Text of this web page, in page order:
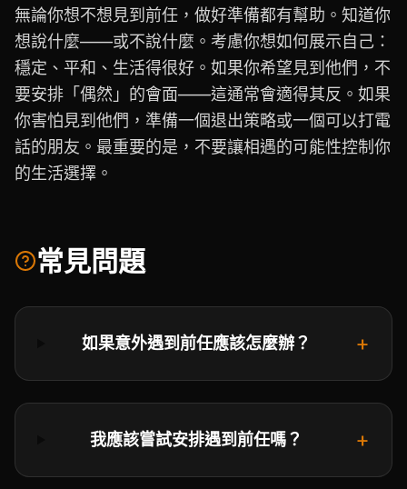
無論你想不想見到前任，做好準備都有幫助。知道你
想說什麼——或不說什麼。考慮你想如何展示自己：
穩定、平和、生活得很好。如果你希望見到他們，不
要安排「偶然」的會面——這通常會適得其反。如果
你害怕見到他們，準備一個退出策略或一個可以打電
話的朋友。最重要的是，不要讓相遇的可能性控制你
的生活選擇。
常見問題
如果意外遇到前任應該怎麼辦？ +
我應該嘗試安排遇到前任嗎？ +